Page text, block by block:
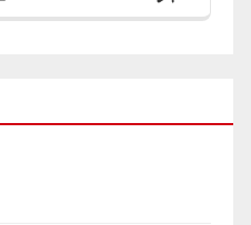
Episodes
Episode